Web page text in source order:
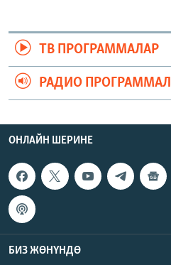
ТВ ПРОГРАММАЛАР
РАДИО
ОНЛАЙН ШЕРИНЕ
БИЗ ЖӨНҮНДӨ